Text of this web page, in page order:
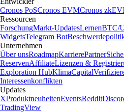
Cronos PoSCronos EVMCronos
Ressourcen
ForschungMarkt-UpdatesLernenBTC/
WidgetsTelegram Bot
Unternehmen
Über unsRoadmapKarrierePartner
ReservenAffiliateLizenzen &
Exploration HubKlimaCapital
Interessenkonflikten
Updates
XProduktneuheitenEventsReddit
TradingView